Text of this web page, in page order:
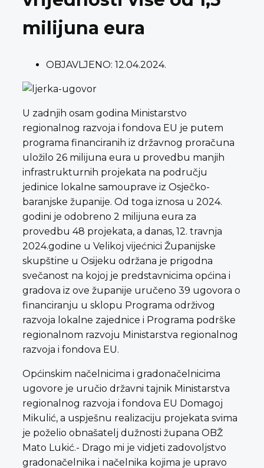
milijuna eura
OBJAVLJENO: 12.04.2024.
U zadnjih osam godina Ministarstvo
regionalnog razvoja i fondova EU je putem
programa financiranih iz državnog proračuna
uložilo 26 milijuna eura u provedbu manjih
infrastrukturnih projekata na području
jedinice lokalne samouprave iz Osječko-
baranjske županije. Od toga iznosa u 2024.
godini je odobreno 2 milijuna eura za
provedbu 48 projekata, a danas, 12. travnja
2024.godine u Velikoj vijećnici Županijske
skupštine u Osijeku održana je prigodna
svečanost na kojoj je predstavnicima općina i
gradova iz ove županije uručeno 39 ugovora o
financiranju u sklopu Programa održivog
razvoja lokalne zajednice i Programa podrške
regionalnom razvoju Ministarstva regionalnog
razvoja i fondova EU.
Općinskim načelnicima i gradonačelnicima
ugovore je uručio državni tajnik Ministarstva
regionalnog razvoja i fondova EU Domagoj
Mikulić, a uspješnu realizaciju projekata svima
je poželio obnašatelj dužnosti župana OBŽ
Mato Lukić.- Drago mi je vidjeti zadovoljstvo
gradonačelnika i načelnika kojima je upravo